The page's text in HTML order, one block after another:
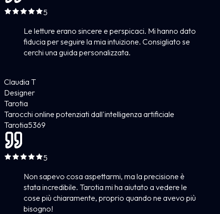
5
Le letture erano sincere e perspicaci. Mi hanno dato
fiducia per seguire la mia intuizione. Consigliato se
cerchi una guida personalizzata.
Claudia T
Designer
Tarotia
Tarocchi online potenziati dall'intelligenza artificiale
Tarotia5369
5
Non sapevo cosa aspettarmi, ma la precisione è
stata incredibile. Tarotia mi ha aiutato a vedere le
cose più chiaramente, proprio quando ne avevo più
bisogno!